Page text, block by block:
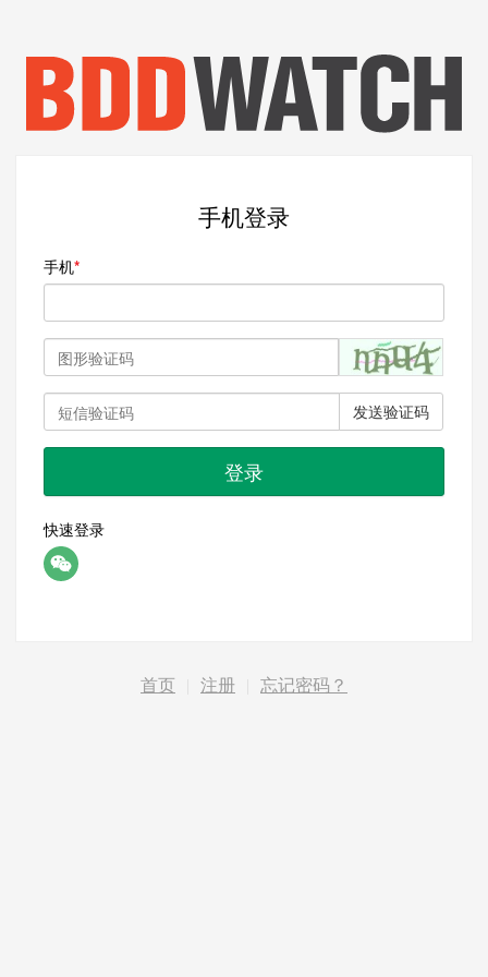
手机登录
手机
发送验证码
登录
快速登录
首页 注册 忘记密码？